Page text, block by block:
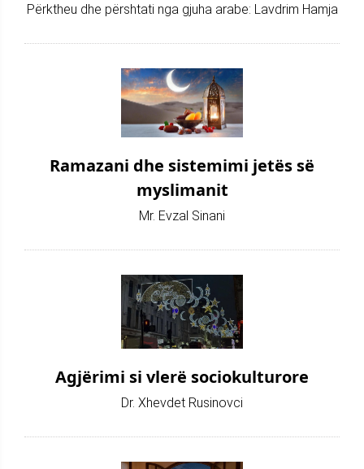
Përktheu dhe përshtati nga gjuha arabe: Lavdrim Hamja
Ramazani dhe sistemimi jetës së
myslimanit
Mr. Evzal Sinani
Agjërimi si vlerë sociokulturore
Dr. Xhevdet Rusinovci